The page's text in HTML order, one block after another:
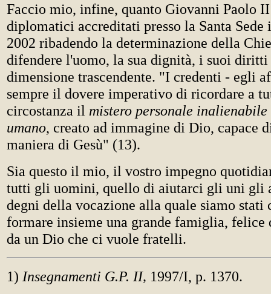
Faccio mio, infine, quanto Giovanni Paolo
diplomatici accreditati presso la Santa Sede
2002 ribadendo la determinazione della
difendere l'uomo, la sua dignità, i suoi diritti
dimensione trascendente. "I credenti - egli
sempre il dovere imperativo di ricordare a
circostanza il mistero personale inalienabile
umano, creato ad immagine di Dio, capace
maniera di Gesù" (13).
Sia questo il mio, il vostro impegno
tutti gli uomini, quello di aiutarci gli uni gli
degni della vocazione alla quale siamo stati
formare insieme una grande famiglia, felice
da un Dio che ci vuole fratelli.
1) Insegnamenti G.P. II, 1997/I, p. 1370.